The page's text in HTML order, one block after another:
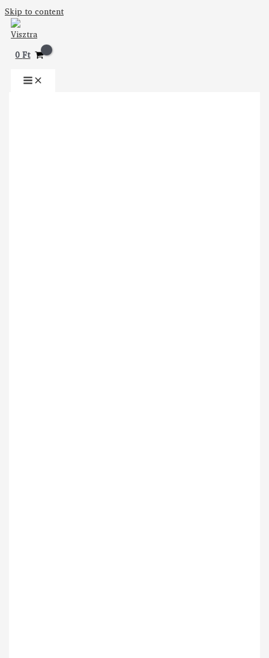
Skip to content
0Ft